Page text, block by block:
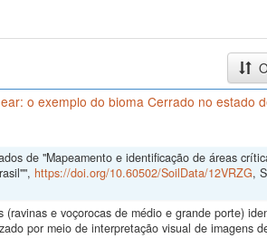
o exemplo do bioma Cerrado no estado
de "Mapeamento e identificação de áreas
https://doi.org/10.60502/SoilData/12VRZG,
e voçorocas de médio e grande porte)
por meio de interpretação visual de imagens